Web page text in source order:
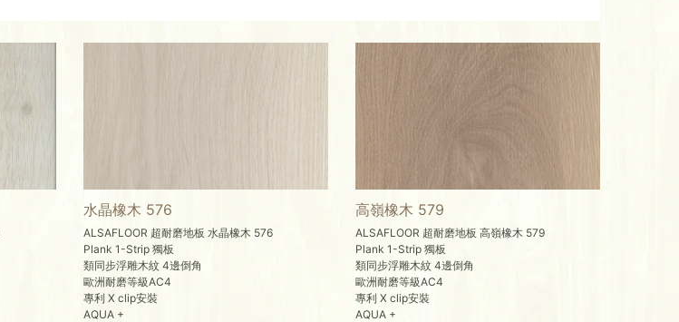
水晶橡木 576
ALSAFLOOR 超耐磨地板 水晶橡木 576
Plank 1-Strip 獨板
類同步浮雕木紋 4邊倒角
歐洲耐磨等級AC4
專利 X clip安裝
AQUA +
高嶺橡木 579
ALSAFLOOR 超耐磨地板 高嶺橡木 579
Plank 1-Strip 獨板
類同步浮雕木紋 4邊倒角
歐洲耐磨等級AC4
專利 X clip安裝
AQUA +